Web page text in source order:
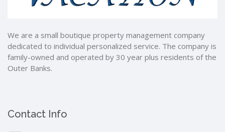
We are a small boutique property management company
dedicated to individual personalized service. The company is
family-owned and operated by 30 year plus residents of the
Outer Banks.
Contact Info